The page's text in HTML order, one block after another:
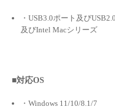
・USB3.0ポート及び
及びIntel Macシリーズ
■対応OS
・Windows 11/10/8.1/7